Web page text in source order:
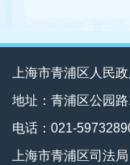
上海市青浦区人民
地址：青浦区公园
电话：021-
上海市青浦区司法局